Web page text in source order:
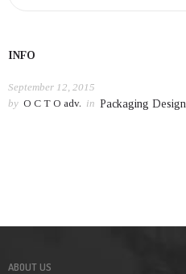
INFO
September 12, 2015
by O C T O adv. in Packaging Design
ABOUT US